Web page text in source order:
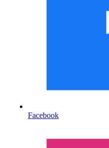
Facebook